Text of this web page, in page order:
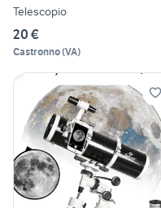
Telescopio
20 €
Castronno(VA)